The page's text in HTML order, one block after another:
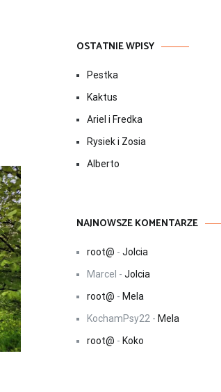
OSTATNIE WPISY
Pestka
Kaktus
Ariel i Fredka
Rysiek i Zosia
Alberto
NAJNOWSZE KOMENTARZE
root@ - Jolcia
Marcel - Jolcia
root@ - Mela
KochamPsy22 - Mela
root@ - Koko